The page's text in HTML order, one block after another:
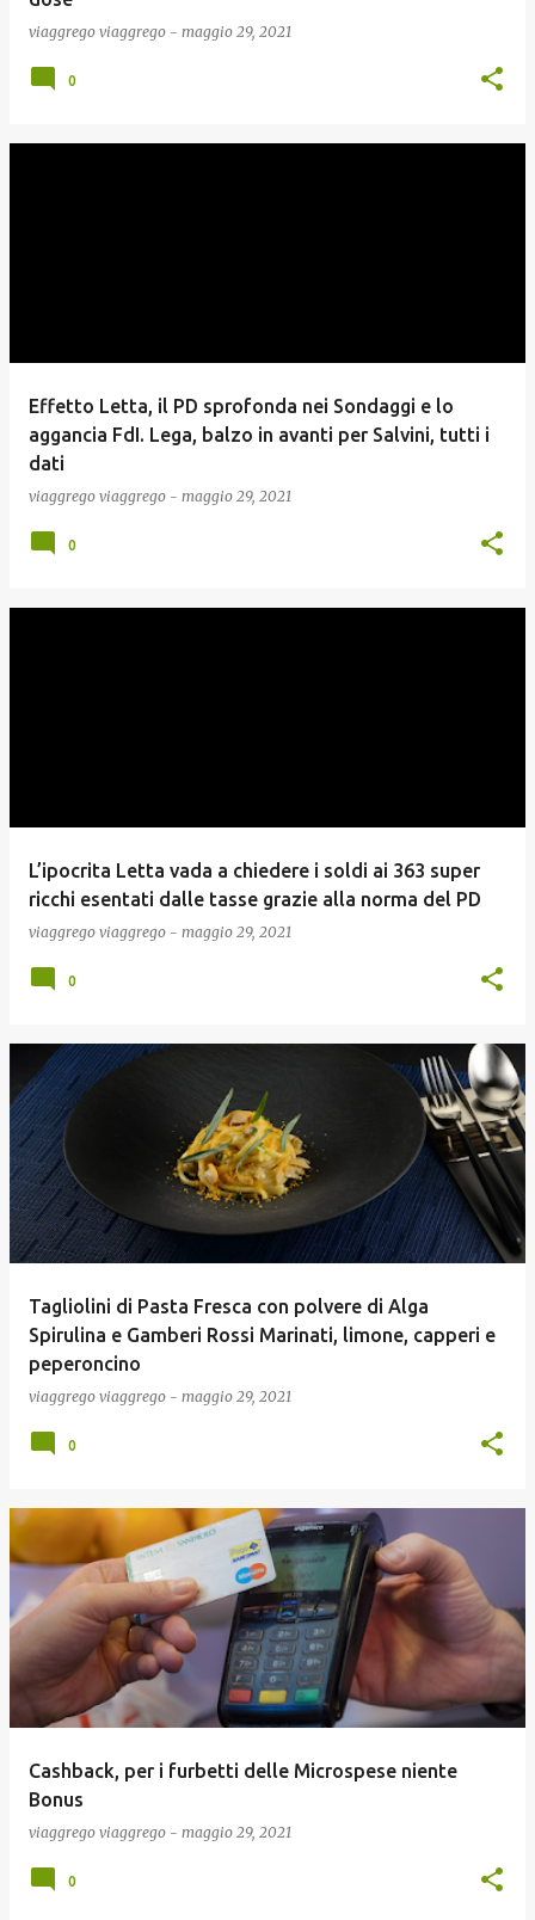
viaggrego viaggrego - maggio 29, 2021
0
Effetto Letta, il PD sprofonda nei Sondaggi e lo
aggancia FdI. Lega, balzo in avanti per Salvini, tutti i
dati
viaggrego viaggrego - maggio 29, 2021
0
L’ipocrita Letta vada a chiedere i soldi ai 363 super
ricchi esentati dalle tasse grazie alla norma del PD
viaggrego viaggrego - maggio 29, 2021
0
Tagliolini di Pasta Fresca con polvere di Alga
Spirulina e Gamberi Rossi Marinati, limone, capperi e
peperoncino
viaggrego viaggrego - maggio 29, 2021
0
Cashback, per i furbetti delle Microspese niente
Bonus
viaggrego viaggrego - maggio 29, 2021
0